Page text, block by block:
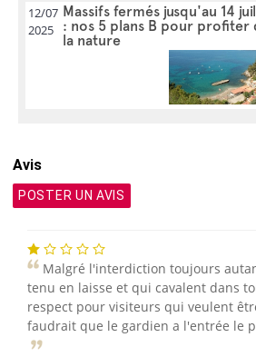
12/07
2025
Massifs fermés jusqu'au 14
: nos 5 plans B pour profiter
la nature
Avis
POSTER UN AVIS
Malgré l'interdiction toujours
tenu en laisse et qui cavalent dans
respect pour visiteurs qui veulent
faudrait que le gardien a l'entrée le